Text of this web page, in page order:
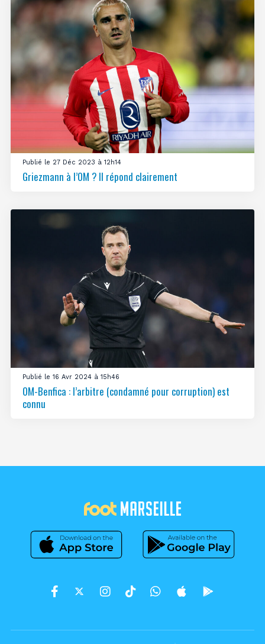
Publié le 27 Déc 2023 à 12h14
Griezmann à l’OM ? Il répond clairement
Publié le 16 Avr 2024 à 15h46
OM-Benfica : l’arbitre (condamné pour corruption) est
connu